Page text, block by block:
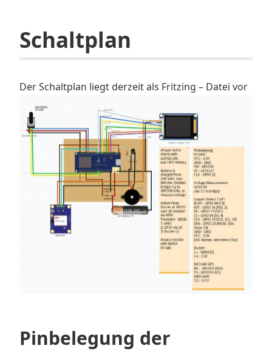
Schaltplan
Der Schaltplan liegt derzeit als Fritzing – Datei vor
Pinbelegung der